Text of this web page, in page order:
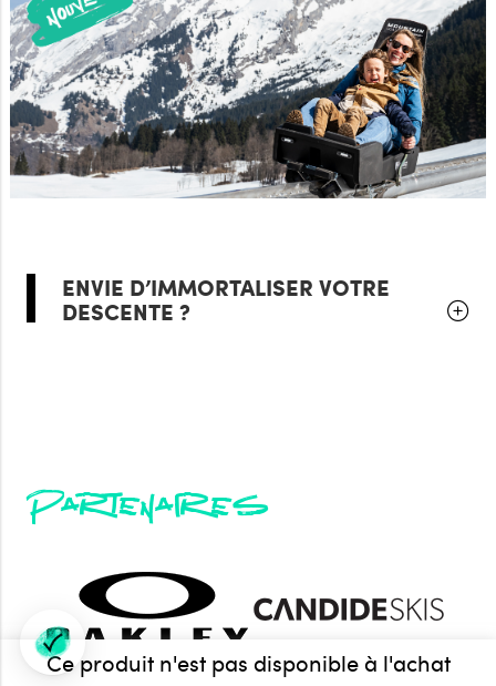
ENVIE D’IMMORTALISER VOTRE
DESCENTE ?
Ce produit n'est pas disponible à l'achat
Partenaires